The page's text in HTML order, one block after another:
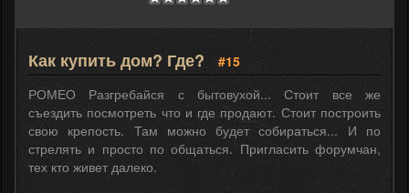
Как купить дом? Где?
#15
РОМЕО Разгребайся с бытовухой... Стоит все же
съездить посмотреть что и где продают. Стоит построить
свою крепость. Там можно будет собираться... И по
стрелять и просто по общаться. Пригласить форумчан,
тех кто живет далеко.